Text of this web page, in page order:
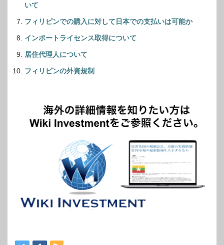
いて
フィリピンでの購入に対して日本での支払いは可能か
インポートライセンス取得について
居住代理人について
フィリピンの外資規制